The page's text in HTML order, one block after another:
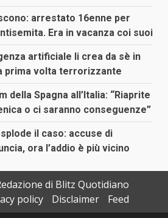
arrestato 16enne per
Era in vacanza coi suoi
artificiale li crea da sè in
prima volta terrorizzante
della Spagna all’Italia: “Riaprite
o ci saranno conseguenze”
il caso: accuse di
ora l’addio è più vicino
di Blitz Quotidiano
policy Disclaimer Feed